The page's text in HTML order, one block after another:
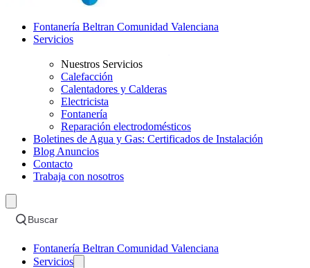
Fontanería Beltran Comunidad Valenciana
Servicios
Nuestros Servicios
Calefacción
Calentadores y Calderas
Electricista
Fontanería
Reparación electrodomésticos
Boletines de Agua y Gas: Certificados de Instalación
Blog Anuncios
Contacto
Trabaja con nosotros
Buscar
Fontanería Beltran Comunidad Valenciana
Servicios